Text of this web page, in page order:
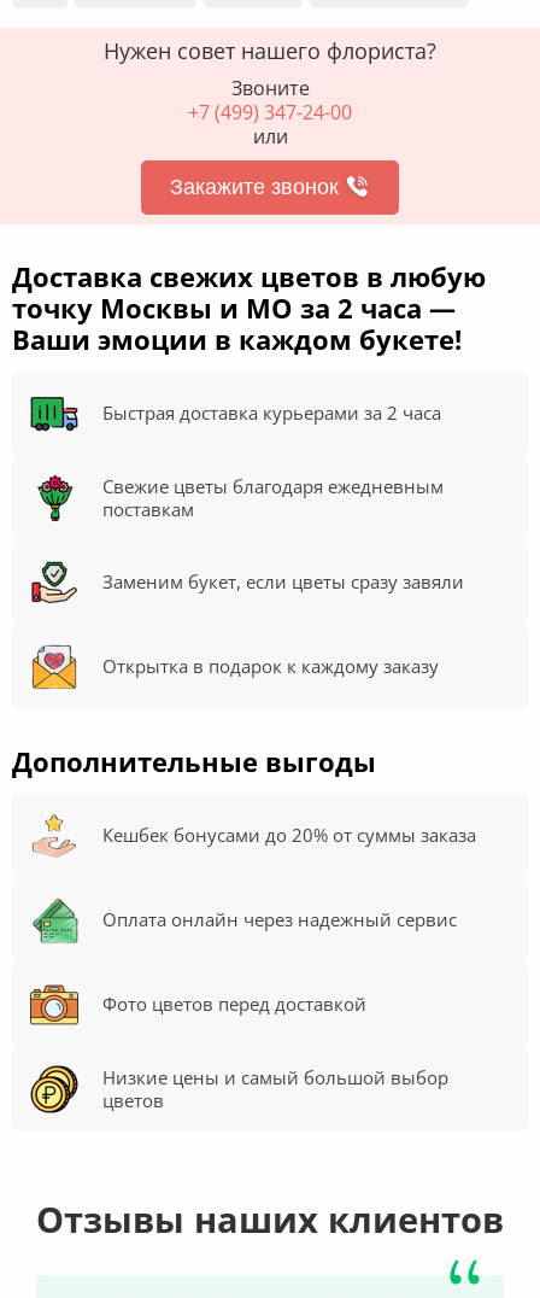
Нужен совет нашего флориста?
Звоните
+7 (499) 347-24-00
или
Закажите звонок
Доставка свежих цветов в любую
точку Москвы и МО за 2 часа —
Ваши эмоции в каждом букете!
Быстрая доставка курьерами за 2 часа
Свежие цветы благодаря ежедневным
поставкам
Заменим букет, если цветы сразу завяли
Открытка в подарок к каждому заказу
Дополнительные выгоды
Кешбек бонусами до 20% от суммы заказа
Оплата онлайн через надежный сервис
Фото цветов перед доставкой
Низкие цены и самый большой выбор
цветов
Отзывы наших клиентов